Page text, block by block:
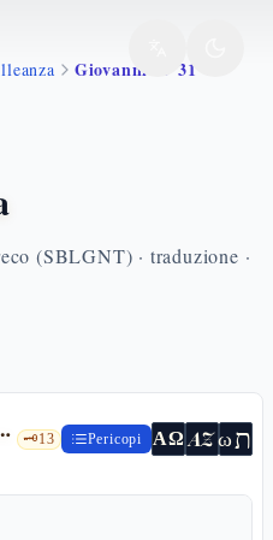
Giovanni 19 31 42
(SBLGNT) · traduzione ·
la sepoltura 🗝️13 Pericopi ΑΩ AZωת